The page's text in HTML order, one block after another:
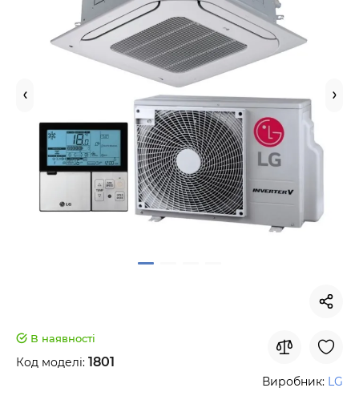
В наявності
Код моделі: 1801
Виробник: LG